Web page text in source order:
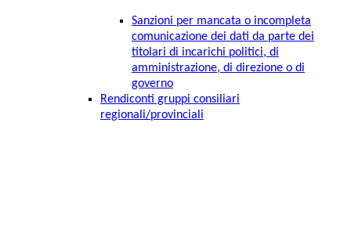
Sanzioni per mancata o incompleta
comunicazione dei dati da parte dei
titolari di incarichi politici, di
amministrazione, di direzione o di
governo
Rendiconti gruppi consiliari
regionali/provinciali